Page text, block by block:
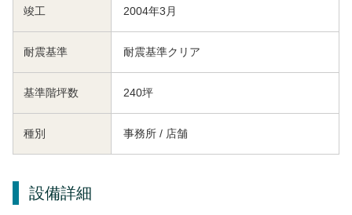
竣工 2004年3月
耐震基準 耐震基準クリア
基準階坪数 240坪
種別 事務所 / 店舗
設備詳細